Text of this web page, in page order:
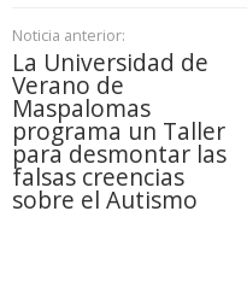
Noticia anterior:
La Universidad de
Verano de
Maspalomas
programa un Taller
para desmontar las
falsas creencias
sobre el Autismo